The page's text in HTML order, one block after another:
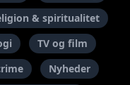
& spiritualitet
TV og film
Nyheder